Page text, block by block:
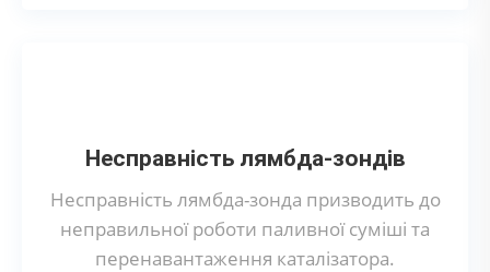
Несправність лямбда-зондів
Несправність лямбда-зонда призводить до
неправильної роботи паливної суміші та
перенавантаження каталізатора.